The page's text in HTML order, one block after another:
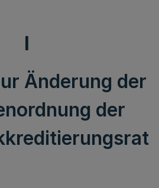
I
Änderung der
der